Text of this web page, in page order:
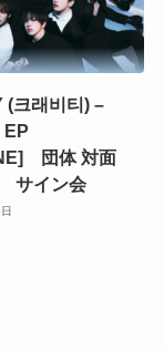
(크래비티) –
EP
団体 対面
サイン会